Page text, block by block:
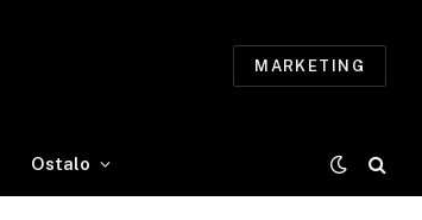
MARKETING
Ostalo